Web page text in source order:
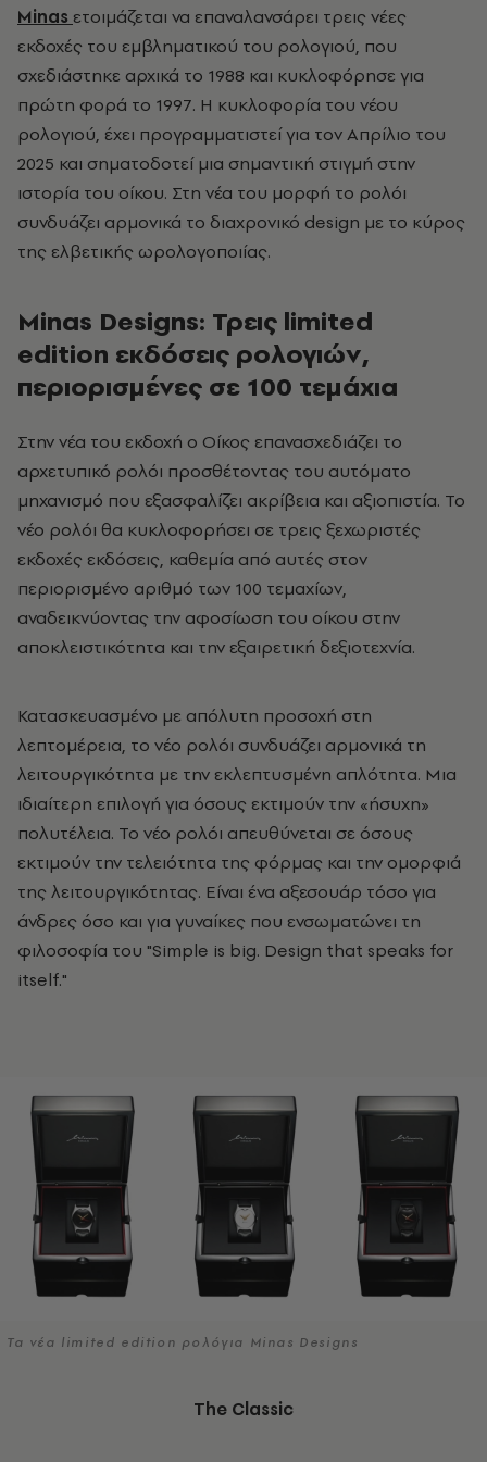
Minas ετοιμάζεται να επαναλανσάρει τρεις νέες
εκδοχές του εμβληματικού του ρολογιού, που
σχεδιάστηκε αρχικά το 1988 και κυκλοφόρησε για
πρώτη φορά το 1997. Η κυκλοφορία του νέου
ρολογιού, έχει προγραμματιστεί για τον Απρίλιο του
2025 και σηματοδοτεί μια σημαντική στιγμή στην
ιστορία του οίκου. Στη νέα του μορφή το ρολόι
συνδυάζει αρμονικά το διαχρονικό design με το κύρος
της ελβετικής ωρολογοποιίας.
Minas Designs: Τρεις limited
edition εκδόσεις ρολογιών,
περιορισμένες σε 100 τεμάχια
Στην νέα του εκδοχή ο Οίκος επανασχεδιάζει το
αρχετυπικό ρολόι προσθέτοντας του αυτόματο
μηχανισμό που εξασφαλίζει ακρίβεια και αξιοπιστία. Το
νέο ρολόι θα κυκλοφορήσει σε τρεις ξεχωριστές
εκδοχές εκδόσεις, καθεμία από αυτές στον
περιορισμένο αριθμό των 100 τεμαχίων,
αναδεικνύοντας την αφοσίωση του οίκου στην
αποκλειστικότητα και την εξαιρετική δεξιοτεχνία.
Κατασκευασμένο με απόλυτη προσοχή στη
λεπτομέρεια, το νέο ρολόι συνδυάζει αρμονικά τη
λειτουργικότητα με την εκλεπτυσμένη απλότητα. Μια
ιδιαίτερη επιλογή για όσους εκτιμούν την «ήσυχη»
πολυτέλεια. Το νέο ρολόι απευθύνεται σε όσους
εκτιμούν την τελειότητα της φόρμας και την ομορφιά
της λειτουργικότητας. Είναι ένα αξεσουάρ τόσο για
άνδρες όσο και για γυναίκες που ενσωματώνει τη
φιλοσοφία του "Simple is big. Design that speaks for
itself."
Τα νέα limited edition ρολόγια Minas Designs
The Classic